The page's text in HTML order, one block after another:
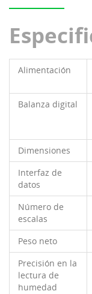
Alimentación
Balanza digital
Dimensiones
Interfaz de
datos
Número de
escalas
Peso neto
Precisión en la
lectura de
humedad